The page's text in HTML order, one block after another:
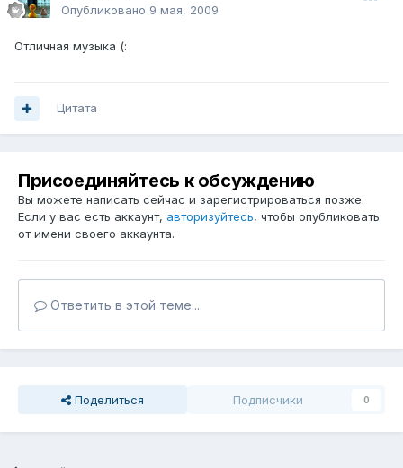
Опубликовано 9 мая, 2009
Отличная музыка (:
Цитата
Присоединяйтесь к обсуждению
Вы можете написать сейчас и зарегистрироваться позже.
Если у вас есть аккаунт, авторизуйтесь, чтобы опубликовать
от имени своего аккаунта.
Ответить в этой теме...
Поделиться Подписчики 0